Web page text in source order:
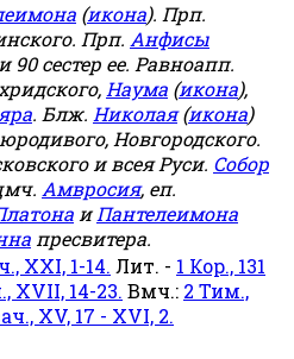
(икона). Прп.
Прп. Анфисы
90 сестер ее. Равноапп.
Наума (икона),
. Блж. Николая(икона)
Новгородского.
и всея Руси. Собор
Амвросия, еп.
иПантелеимона
пресвитера.
XXI, 1-14. Лит. - 1 Кор., 131
XVII, 14-23. Вмч.: 2 Тим.,
XV, 17 - XVI, 2.